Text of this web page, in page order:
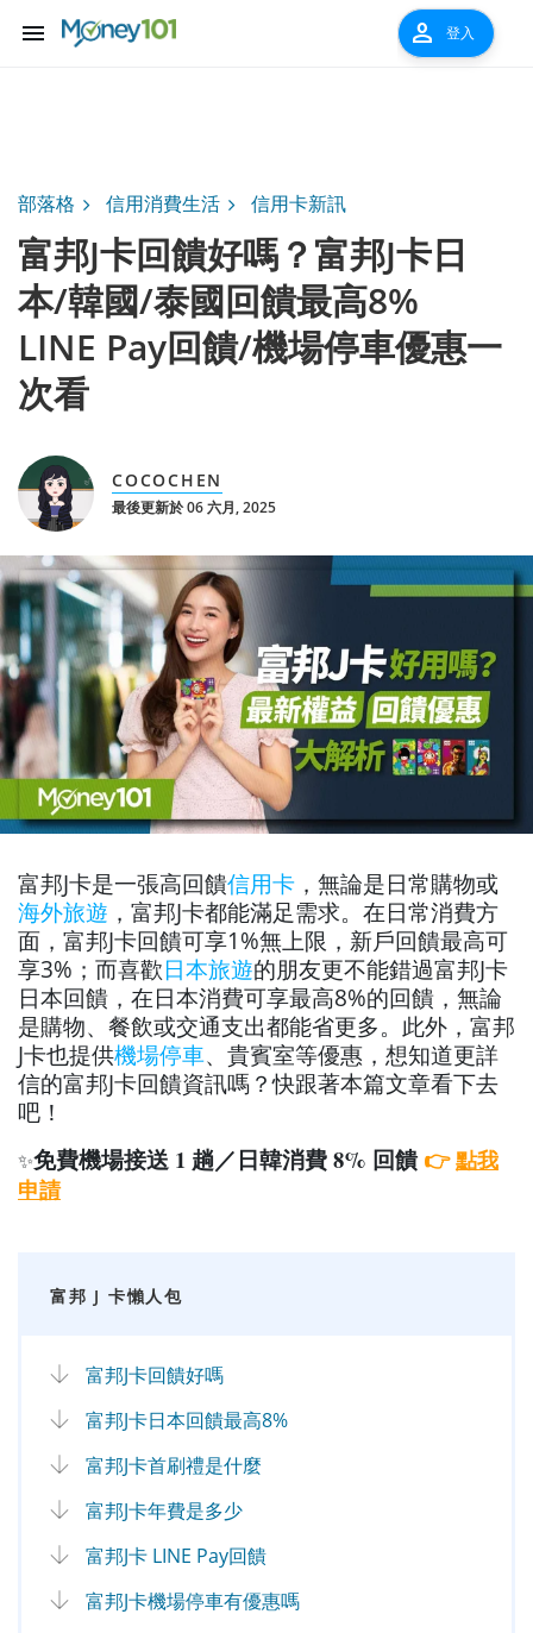
menu person 登入
部落格 信用消費生活 信用卡新訊
富邦J卡回饋好嗎？富邦J卡日
本/韓國/泰國回饋最高8%
LINE Pay回饋/機場停車優惠一
次看
COCOCHEN
最後更新於 06 六月, 2025
富邦J卡是一張高回饋信用卡 ，無論是日常購物或
海外旅遊 ，富邦J卡都能滿足需求。在日常消費方
面，富邦J卡回饋可享1%無上限，新戶回饋最高可
享3%；而喜歡日本旅遊的朋友更不能錯過富邦J卡
日本回饋，在日本消費可享最高8%的回饋，無論
是購物、餐飲或交通支出都能省更多。此外，富邦
J卡也提供機場停車、貴賓室等優惠，想知道更詳
信的富邦J卡回饋資訊嗎？快跟著本篇文章看下去
吧！
✨免費機場接送 1 趟／日韓消費 8% 回饋 👉點我
申請
富邦 J 卡懶人包
富邦J卡回饋好嗎
富邦J卡日本回饋最高8%
富邦J卡首刷禮是什麼
富邦J卡年費是多少
富邦J卡 LINE Pay回饋
富邦J卡機場停車有優惠嗎